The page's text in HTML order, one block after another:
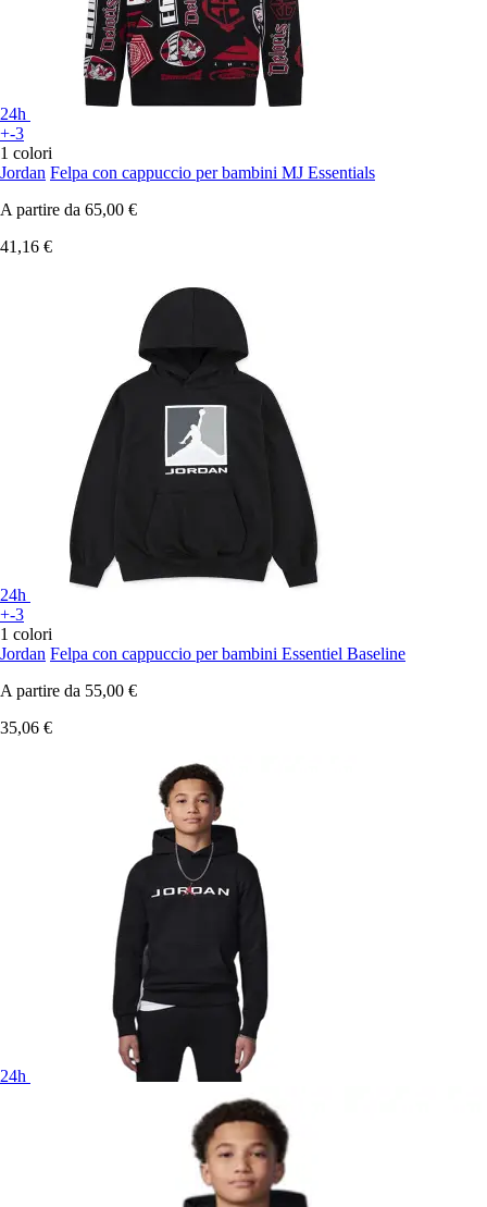
24h
+-3
1 colori
Jordan Felpa con cappuccio per bambini MJ Essentials
A partire da 65,00 €
41,16 €
24h
+-3
1 colori
Jordan Felpa con cappuccio per bambini Essentiel Baseline
A partire da 55,00 €
35,06 €
24h